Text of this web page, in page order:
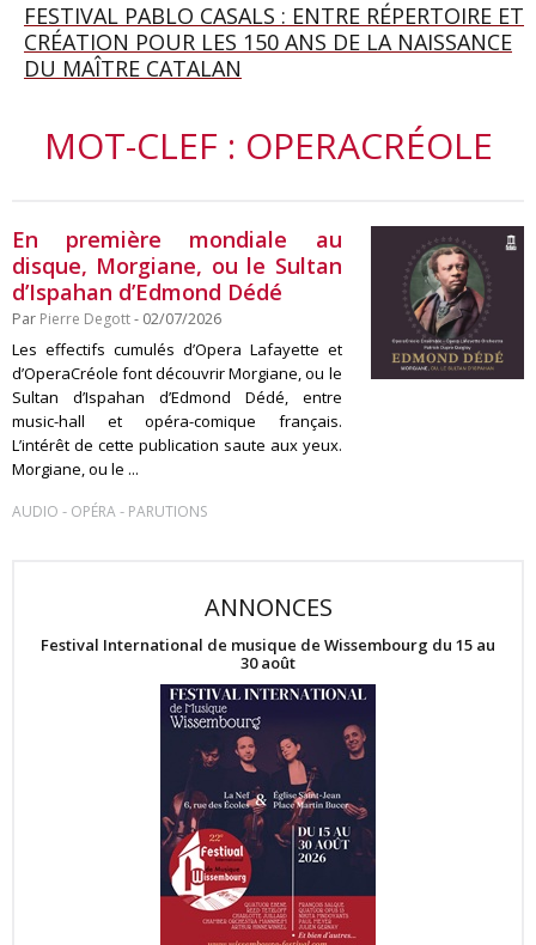
SAINT FRANÇOIS D’ASSISE À SALZBOURG, UNE
SOIRÉE IMMENSE PORTÉE PAR ROMEO
CASTELLUCCI ET MAXIME PASCAL
FESTIVAL PABLO CASALS : ENTRE RÉPERTOIRE ET
CRÉATION POUR LES 150 ANS DE LA NAISSANCE
DU MAÎTRE CATALAN
A BAYREUTH, LE 150E ANNIVERSAIRE DU RING
WAGNÉRIEN GÉNÉRÉ PAR L’IA
BETSY JOLAS FÊTE SON CENTIÈME
ANNIVERSAIRE
GEORGE BENJAMIN : « MES PARENTS AVAIENT
CETTE EXIGENCE DE L’OBJET CISELÉ »
MOT-CLEF : OPERACRÉOLE
En première mondiale au
disque, Morgiane, ou le Sultan
d’Ispahan d’Edmond Dédé
Par Pierre Degott- 02/07/2026
Les effectifs cumulés d’Opera Lafayette et
d’OperaCréole font découvrir Morgiane, ou le
Sultan d’Ispahan d’Edmond Dédé, entre
music-hall et opéra-comique français.
L’intérêt de cette publication saute aux yeux.
Morgiane, ou le ...
AUDIO - OPÉRA- PARUTIONS
ANNONCES
Festival International de musique de Wissembourg du 15 au
30 août